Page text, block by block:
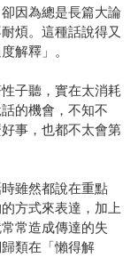
因為總是長篇大論
煩。這種話說得又
解釋」。
子聽，實在太消耗
的機會，不知不
事，也都不太會第
雖然都說在重點
方式來表達，加上
常造成傳達的失
類在「懶得解